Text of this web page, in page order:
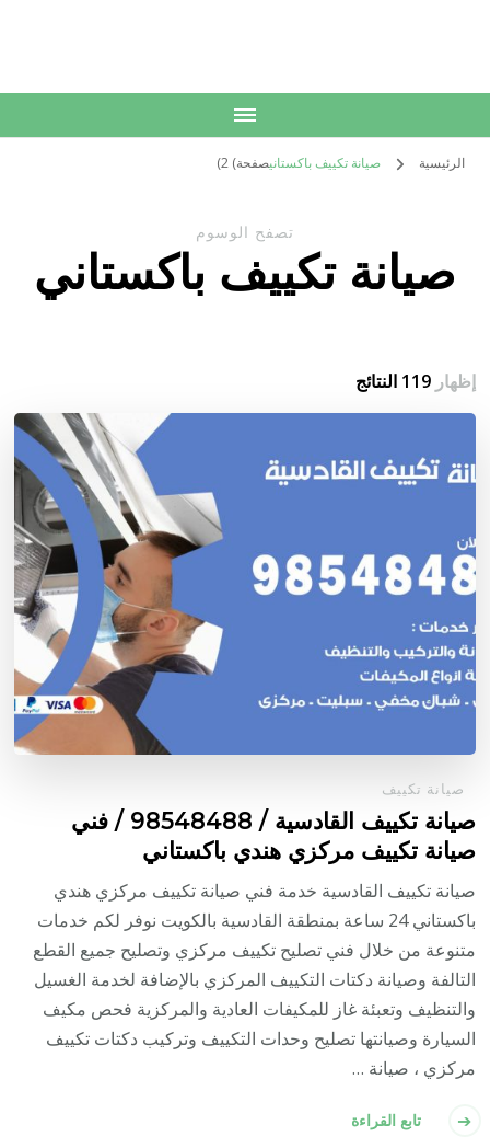
الرئيسية صيانة تكييف باكستانيصفحة) 2)
تصفح الوسوم
صيانة تكييف باكستاني
إظهار119 النتائج
صيانة تكييف
صيانة تكييف القادسية / 98548488 / فني
صيانة تكييف مركزي هندي باكستاني
صيانة تكييف القادسية خدمة فني صيانة تكييف مركزي هندي
باكستاني 24 ساعة بمنطقة القادسية بالكويت نوفر لكم خدمات
متنوعة من خلال فني تصليح تكييف مركزي وتصليح جميع القطع
التالفة وصيانة دكتات التكييف المركزي بالإضافة لخدمة الغسيل
والتنظيف وتعبئة غاز للمكيفات العادية والمركزية فحص مكيف
السيارة وصيانتها تصليح وحدات التكييف وتركيب دكتات تكييف
مركزي ، صيانة …
تابع القراءة